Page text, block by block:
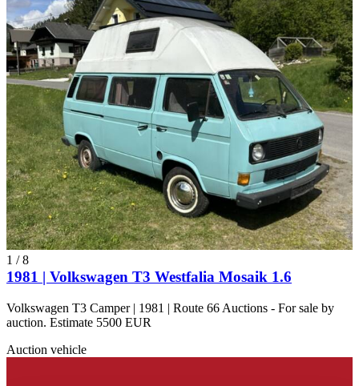
1 /8
1981 | Volkswagen T3 Westfalia Mosaik 1.6
Volkswagen T3 Camper | 1981 | Route 66 Auctions - For sale by
auction. Estimate 5500 EUR
Auction vehicle